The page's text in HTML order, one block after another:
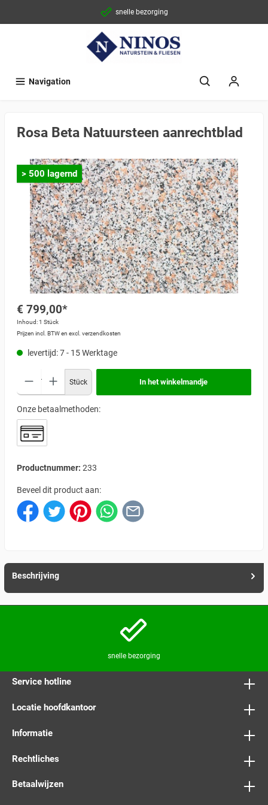
snelle bezorging
Navigation
Rosa Beta Natuursteen aanrechtblad
> 500 lagernd
€ 799,00*
Inhoud:1 Stück
Prijzen incl. BTW en excl. verzendkosten
levertijd: 7 - 15 Werktage
Stück In het winkelmandje
Onze betaalmethoden:
Productnummer: 233
Beveel dit product aan:
Beschrijving
snelle bezorging
Service hotline
Locatie hoofdkantoor
Informatie
Rechtliches
Betaalwijzen